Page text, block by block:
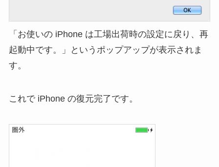
「お使いの iPhone は工場出荷時の設定に戻り、再
起動中です。」というポップアップが表示されま
す。
これで iPhone の復元完了です。